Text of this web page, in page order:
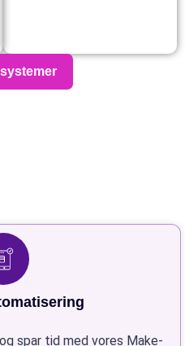
spar tid med vores Make-